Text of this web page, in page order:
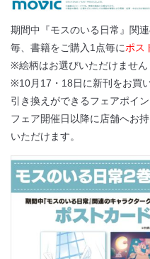
期間中『モスのいる日常』関
毎、書籍をご購入1点毎にポス
※絵柄はお選びいただけません
※10月17・18日に新刊をお買
引き換えができるフェアポイ
フェア開催日以降に店舗へお
いただけます。